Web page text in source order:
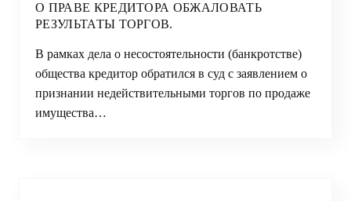
О ПРАВЕ КРЕДИТОРА ОБЖАЛОВАТЬ
РЕЗУЛЬТАТЫ ТОРГОВ.
В рамках дела о несостоятельности (банкротстве)
общества кредитор обратился в суд с заявлением о
признании недействительными торгов по продаже
имущества…